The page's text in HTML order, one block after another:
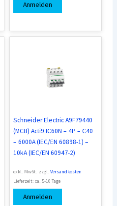
Anmelden
Schneider Electric A9F79440
(MCB) Acti9 IC60N – 4P – C40
– 6000A (IEC/EN 60898-1) –
10kA (IEC/EN 60947-2)
exkl. MwSt. zzgl. Versandkosten
Lieferzeit: ca. 5-10 Tage
Anmelden